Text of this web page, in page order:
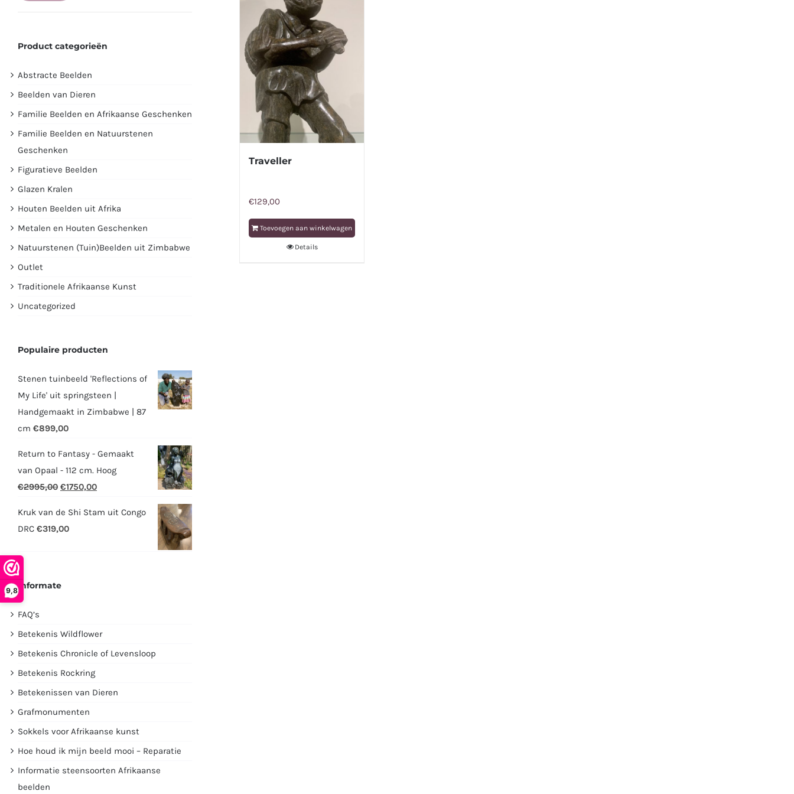
9,8
Traveller
€129,00
Toevoegen aan winkelwagen
Details
Product categorieën
Abstracte Beelden
Beelden van Dieren
Familie Beelden en Afrikaanse Geschenken
Familie Beelden en Natuurstenen
Geschenken
Figuratieve Beelden
Glazen Kralen
Houten Beelden uit Afrika
Metalen en Houten Geschenken
Natuurstenen (Tuin)Beelden uit Zimbabwe
Outlet
Traditionele Afrikaanse Kunst
Uncategorized
Populaire producten
Stenen tuinbeeld 'Reflections of
My Life' uit springsteen |
Handgemaakt in Zimbabwe | 87
cm €899,00
Return to Fantasy - Gemaakt
van Opaal - 112 cm. Hoog
€2995,00 Oorspronkelijke
was:
€2995,00.
€1750,00Huidige
Kruk van de Shi Stam uit Congo
DRC €319,00
Informate
FAQ’s
Betekenis Wildflower
Betekenis Chronicle of Levensloop
Betekenis Rockring
Betekenissen van Dieren
Grafmonumenten
Sokkels voor Afrikaanse kunst
Hoe houd ik mijn beeld mooi – Reparatie
Informatie steensoorten Afrikaanse
beelden